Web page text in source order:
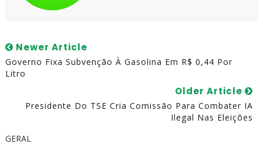
Newer Article
Governo Fixa Subvenção À Gasolina Em R$ 0,44 Por
Litro
Older Article
Presidente Do TSE Cria Comissão Para Combater IA
Ilegal Nas Eleições
GERAL